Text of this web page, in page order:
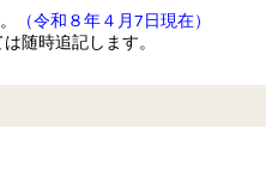
（令和８年４月7日現在）
随時追記します。